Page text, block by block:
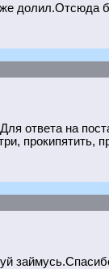
ответа на